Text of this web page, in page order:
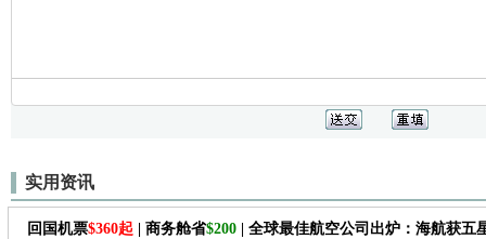
实用资讯
回国机票$360起 | 商务舱省$200 | 全球最佳航空公司出炉：海航获五